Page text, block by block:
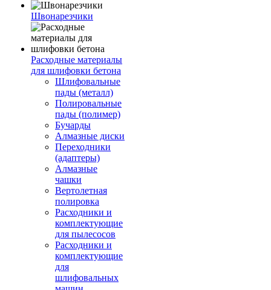
Швонарезчики
Расходные материалы
для шлифовки бетона
Шлифовальные
пады (металл)
Полировальные
пады (полимер)
Бучарды
Алмазные диски
Переходники
(адаптеры)
Алмазные
чашки
Вертолетная
полировка
Расходники и
комплектующие
для пылесосов
Расходники и
комплектующие
для
шлифовальных